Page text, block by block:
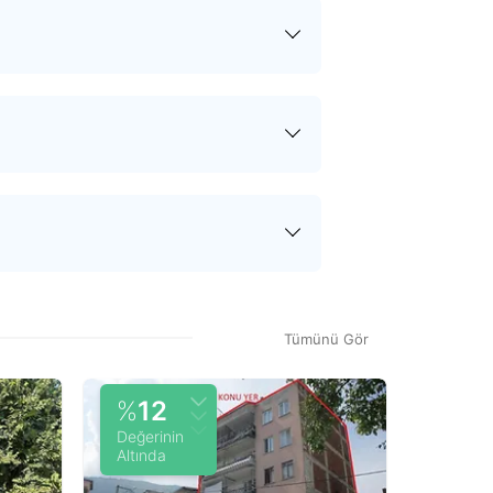
Devir sürecinin her adımında
Tümünü Gör
%12
Değerinin
Altında